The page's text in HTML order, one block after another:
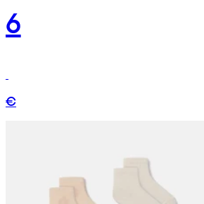
6
€